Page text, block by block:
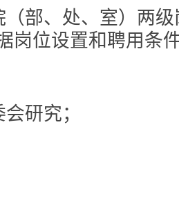
（部、处、室）两
岗位设置和聘用条
研究；